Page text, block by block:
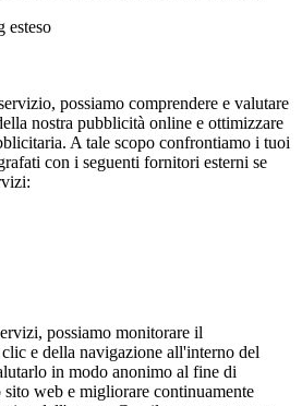
esteso
possiamo comprendere e valutare
nostra pubblicità online e ottimizzare
A tale scopo confrontiamo i tuoi
con i seguenti fornitori esterni se
possiamo monitorare il
e della navigazione all'interno del
in modo anonimo al fine di
web e migliorare continuamente